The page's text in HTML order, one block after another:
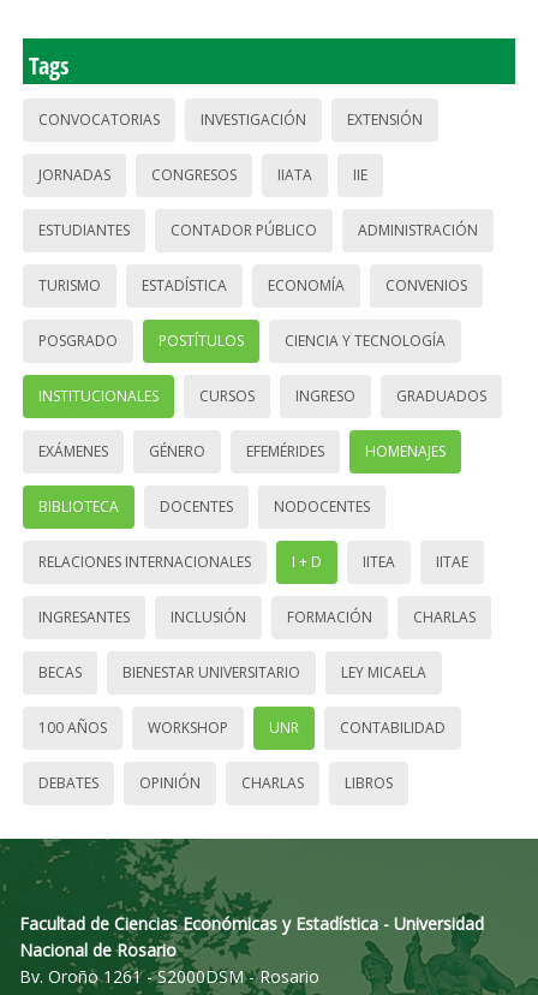
Tags
CONVOCATORIAS INVESTIGACIÓN EXTENSIÓN
JORNADAS CONGRESOS IIATA IIE
ESTUDIANTES CONTADOR PÚBLICO ADMINISTRACIÓN
TURISMO ESTADÍSTICA ECONOMÍA CONVENIOS
POSGRADO POSTÍTULOS CIENCIA Y TECNOLOGÍA
INSTITUCIONALES CURSOS INGRESO GRADUADOS
EXÁMENES GÉNERO EFEMÉRIDES HOMENAJES
BIBLIOTECA DOCENTES NODOCENTES
RELACIONES INTERNACIONALES I + D IITEA IITAE
INGRESANTES INCLUSIÓN FORMACIÓN CHARLAS
BECAS BIENESTAR UNIVERSITARIO LEY MICAELA
100 AÑOS WORKSHOP UNR CONTABILIDAD
DEBATES OPINIÓN CHARLAS LIBROS
Facultad de Ciencias Económicas y Estadística - Universidad
Nacional de Rosario
Bv. Oroño 1261 - S2000DSM - Rosario